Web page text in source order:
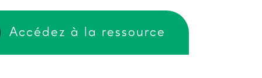
Accédez à la ressource